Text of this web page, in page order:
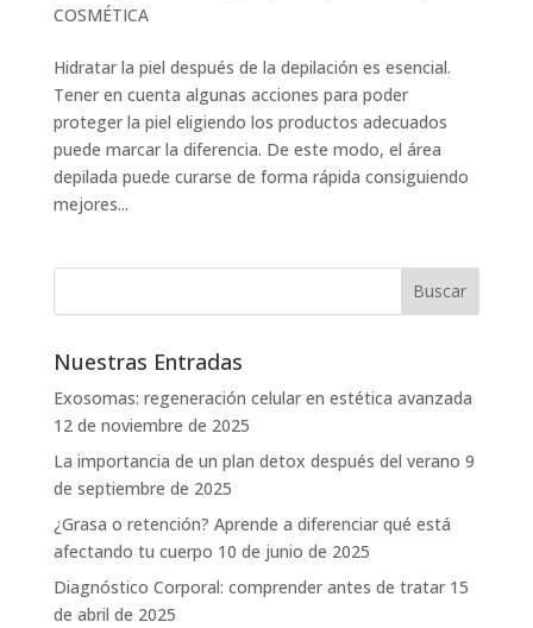
COSMÉTICA
Hidratar la piel después de la depilación es esencial.
Tener en cuenta algunas acciones para poder
proteger la piel eligiendo los productos adecuados
puede marcar la diferencia. De este modo, el área
depilada puede curarse de forma rápida consiguiendo
mejores...
Nuestras Entradas
Exosomas: regeneración celular en estética avanzada
12 de noviembre de 2025
La importancia de un plan detox después del verano 9
de septiembre de 2025
¿Grasa o retención? Aprende a diferenciar qué está
afectando tu cuerpo 10 de junio de 2025
Diagnóstico Corporal: comprender antes de tratar 15
de abril de 2025